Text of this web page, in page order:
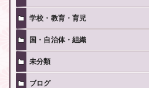
学校・教育・育児
国・自治体・組織
未分類
ブログ